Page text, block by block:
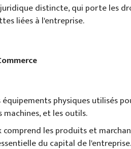
distincte, qui porte les
liées à l'entreprise.
équipements physiques utilisés
et les outils.
comprend les produits et
du capital de l'entreprise.